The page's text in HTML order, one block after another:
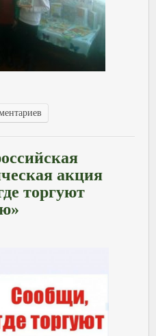
акция
торгуют